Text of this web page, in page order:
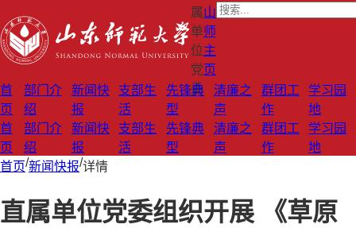
属
单
位
党
委
山
师
主
页
首
页
部门介
绍
新闻快
报
支部生
活
先锋典
型
清廉之
声
群团工
作
学习园
地
首
页
部门介
绍
新闻快
报
支部生
活
先锋典
型
清廉之
声
群团工
作
学习园
地
首页/新闻快报/详情
直属单位党委组织开展 《草原